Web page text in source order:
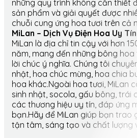
những quy trình không cần thiết
sản phẩm và giải quyết được
chuỗi cung ứng hoa tươi trên cả
MiLan – Dịch Vụ Điện Hoa Uy Tín
MiLan là địa chỉ tin cậy với hơn
năm, mang đến những bông hoa
lời chúc ý nghĩa. Chúng tôi
nhật, hoa chúc mừng, hoa chia
hoa khác.Ngoài hoa tươi, MiLan
sinh nhật, socola, gấu bông, trái
các thương hiệu uy tín, đáp ứng
bạn.Hãy để MiLan giúp bạn trao
tận tâm, sáng tạo và chất lượng